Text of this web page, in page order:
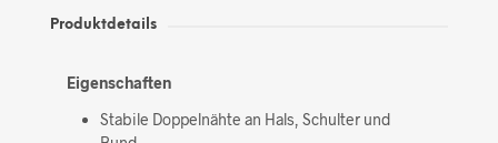
Produktdetails
Eigenschaften
Stabile Doppelnähte an Hals, Schulter und